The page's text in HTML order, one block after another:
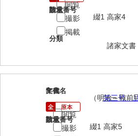
岡田家文書（徳地町）
岡田家文書（萩市）
岡藤家文書
岡本家文書（周防大島町）
小川家文書
請求番号
高家4
分類
諸家文
数量
綴1
閲覧
撮影
掲載
5
文書名
第三号
請求番号
高家5
年代
（明治～戦前
数量
綴1
閲覧
撮影